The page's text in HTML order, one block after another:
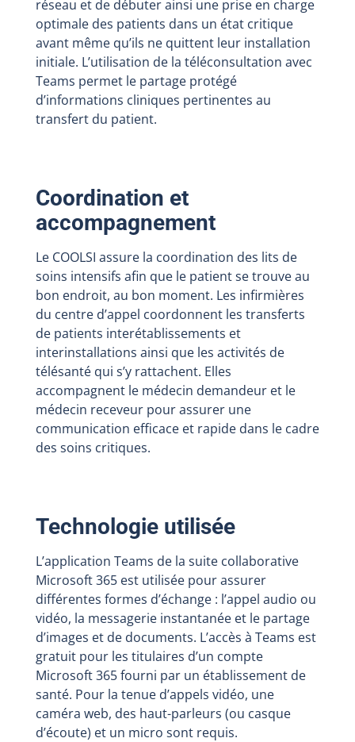
réseau et de débuter ainsi une prise en charge
optimale des patients dans un état critique
avant même qu’ils ne quittent leur installation
initiale. L’utilisation de la téléconsultation avec
Teams permet le partage protégé
d’informations cliniques pertinentes au
transfert du patient.
Coordination et
accompagnement
Le COOLSI assure la coordination des lits de
soins intensifs afin que le patient se trouve au
bon endroit, au bon moment. Les infirmières
du centre d’appel coordonnent les transferts
de patients interétablissements et
interinstallations ainsi que les activités de
télésanté qui s’y rattachent. Elles
accompagnent le médecin demandeur et le
médecin receveur pour assurer une
communication efficace et rapide dans le cadre
des soins critiques.
Technologie utilisée
L’application Teams de la suite collaborative
Microsoft 365 est utilisée pour assurer
différentes formes d’échange : l’appel audio ou
vidéo, la messagerie instantanée et le partage
d’images et de documents. L’accès à Teams est
gratuit pour les titulaires d’un compte
Microsoft 365 fourni par un établissement de
santé. Pour la tenue d’appels vidéo, une
caméra web, des haut-parleurs (ou casque
d’écoute) et un micro sont requis.